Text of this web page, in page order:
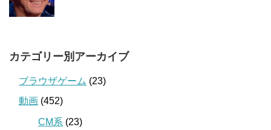
カテゴリー別アーカイブ
ブラウザゲーム (23)
動画 (452)
CM系 (23)